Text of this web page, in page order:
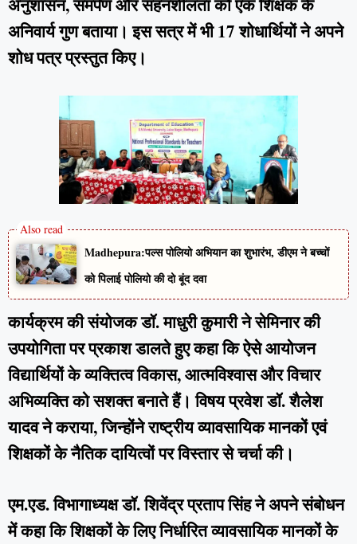
अनिवार्य गुण बताया। इस सत्र में भी 17 शोधार्थियों ने अपने
शोध पत्र प्रस्तुत किए।
Madhepura:पल्स पोलियो अभियान का शुभारंभ, डीएम ने बच्चों
को पिलाई पोलियो की दो बूंद दवा
कार्यक्रम की संयोजक डॉ. माधुरी कुमारी ने सेमिनार की
उपयोगिता पर प्रकाश डालते हुए कहा कि ऐसे आयोजन
विद्यार्थियों के व्यक्तित्व विकास, आत्मविश्वास और विचार
अभिव्यक्ति को सशक्त बनाते हैं। विषय प्रवेश डॉ. शैलेश
यादव ने कराया, जिन्होंने राष्ट्रीय व्यावसायिक मानकों एवं
शिक्षकों के नैतिक दायित्वों पर विस्तार से चर्चा की।
एम.एड. विभागाध्यक्ष डॉ. शिवेंद्र प्रताप सिंह ने अपने संबोधन
में कहा कि शिक्षकों के लिए निर्धारित व्यावसायिक मानकों के